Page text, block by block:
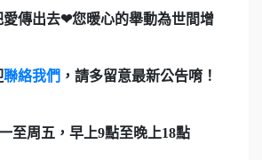
愛傳出去❤您暖心的舉動為世間增
聯絡我們 ，請多留意最新公告唷！
至周五，早上9點至晚上18點